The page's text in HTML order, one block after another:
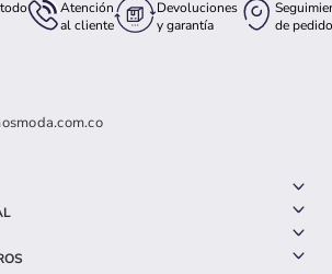
Atención
al cliente
Devoluciones
y garantía
de pedido